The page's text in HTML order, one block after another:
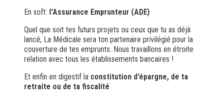
En soft: l’Assurance Emprunteur (ADE)
Quel que soit tes futurs projets ou ceux que tu as déjà
lancé, La Médicale sera ton partenaire privilégié pour la
couverture de tes emprunts. Nous travaillons en étroite
relation avec tous les établissements bancaires !
Et enfin en digestif la constitution d’épargne, de ta
retraite ou de ta fiscalité